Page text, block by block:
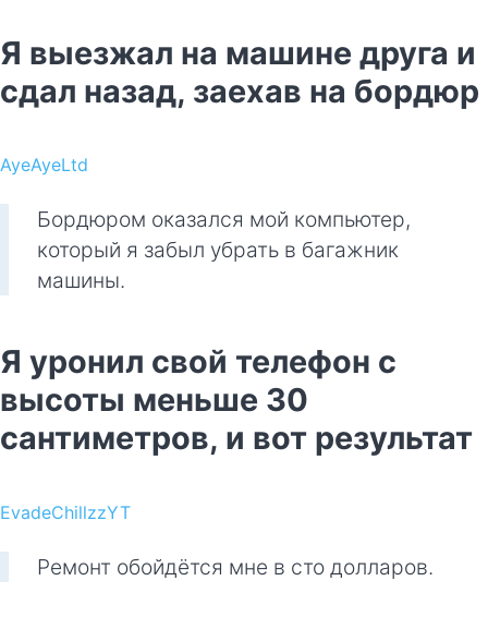
Я выезжал на машине друга и
сдал назад, заехав на бордюр
AyeAyeLtd
Бордюром оказался мой компьютер,
который я забыл убрать в багажник
машины.
Я уронил свой телефон с
высоты меньше 30
сантиметров, и вот результат
EvadeChillzzYT
Ремонт обойдётся мне в сто долларов.